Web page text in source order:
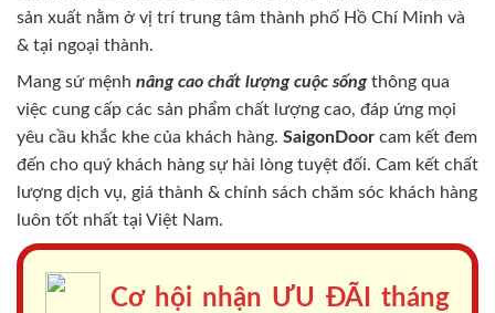
sản xuất nằm ở vị trí trung tâm thành phố Hồ Chí Minh và
& tại ngoại thành.
Mang sứ mệnh nâng cao chất lượng cuộc sốngthông qua
việc cung cấp các sản phẩm chất lượng cao, đáp ứng mọi
yêu cầu khắc khe của khách hàng. SaigonDoor cam kết đem
đến cho quý khách hàng sự hài lòng tuyệt đối. Cam kết chất
lượng dịch vụ, giá thành & chính sách chăm sóc khách hàng
luôn tốt nhất tại Việt Nam.
Cơ hội nhận ƯU ĐÃI tháng